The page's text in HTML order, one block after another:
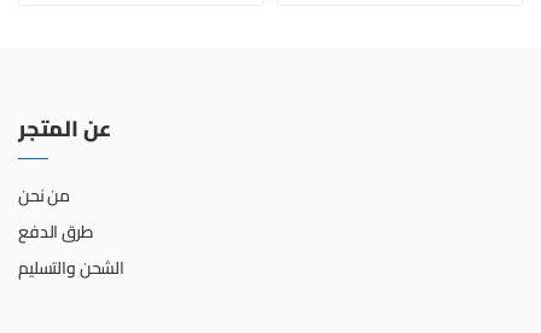
عن المتجر
من نحن
طرق الدفع
الشحن والتسليم